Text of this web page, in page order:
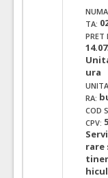
TA:
PRET
ura
RA:
COD
CPV:
rare